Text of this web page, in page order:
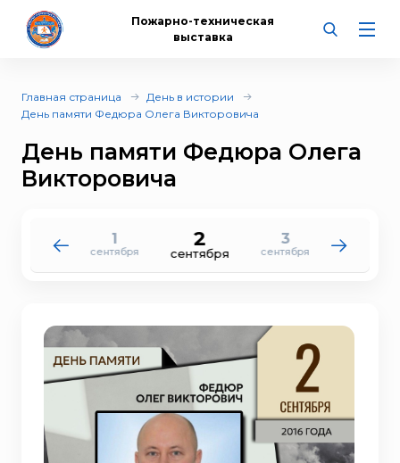
Пожарно-техническая
выставка
Главная страница
День в истории
День памяти Федюра Олега Викторовича
День памяти Федюра Олега
Викторовича
1
сентября
2
сентября
3
сентября